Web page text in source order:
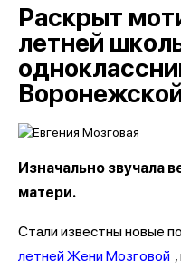
Раскрыт
летней
Изначально звучала
матери.
Стали известны новые
летней Жени Мозговой